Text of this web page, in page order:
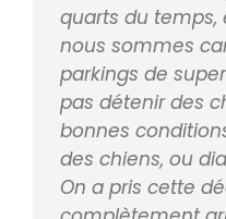
quarts du temps,
nous sommes
parkings de
pas détenir des
bonnes condi
des chiens, ou
On a pris cette